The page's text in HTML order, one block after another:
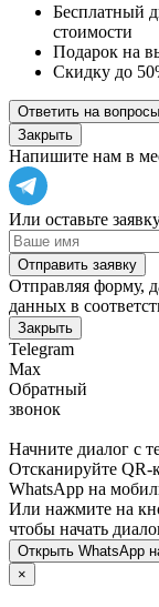
Бесплатный
стоимости
Подарок на
Скидку до
Ответить на вопросы
Закрыть
Напишите нам в
Или оставьте
Отправить заявку
Отправляя форму,
данных в
Закрыть
Telegram
Max
Обратный
звонок
Начните диалог с
Отсканируйте QR-
WhatsApp на
Или нажмите на
чтобы начать
Открыть WhatsApp
×